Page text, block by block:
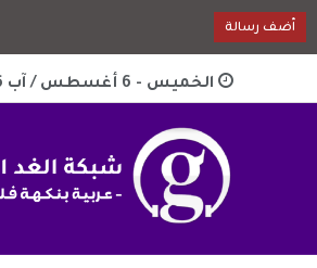
الخميس - 6 أغسطس / آب 2026